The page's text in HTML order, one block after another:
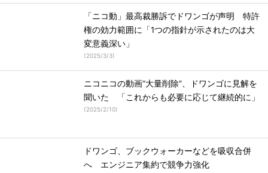
「ニコ動」最高裁勝訴でドワンゴが声明 特許
権の効力範囲に「1つの指針が示されたのは大
変意義深い」
(2025/3/3)
ニコニコの動画“大量削除”、ドワンゴに見解を
聞いた 「これからも必要に応じて継続的に」
(2025/2/10)
ドワンゴ、ブックウォーカーなどを吸収合併
へ エンジニア集約で競争力強化